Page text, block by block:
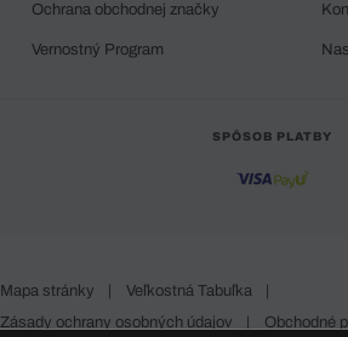
Ochrana obchodnej značky
Vernostný Program
SPÔSOB PLATBY
Mapa stránky | Veľkostná Tabuľka
|
Zásady ochrany osobných údajov
| Obchodné